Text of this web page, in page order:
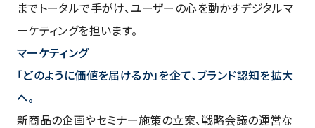
までトータルで手がけ、ユーザーの心を動かすデジタルマ
ーケティングを担います。
マーケティング
「どのように価値を届けるか」を企て、ブランド認知を拡大
へ。
新商品の企画やセミナー施策の立案、戦略会議の運営な